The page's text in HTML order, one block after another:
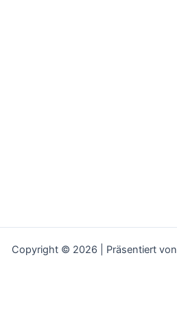
Copyright © 2026 | Präsentiert von